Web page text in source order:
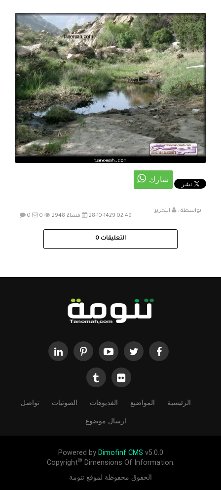
بواسطة :
التحرير
28-10-1429 02:49 مساءً
0 0 2948
التعليقات 0
الرئيسية المواضيع الفديوهات الصوتيات تواصل
ارسال موضوع
Powered by Dimofinf CMS v5.0.0
Copyright© Dimensions Of Information.
الحقوق محفوظة لموقع تنومة